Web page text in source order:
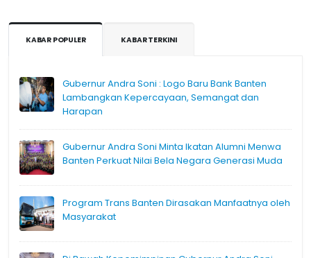
KABAR POPULER KABAR TERKINI
Gubernur Andra Soni : Logo Baru Bank Banten
Lambangkan Kepercayaan, Semangat dan
Harapan
Gubernur Andra Soni Minta Ikatan Alumni Menwa
Banten Perkuat Nilai Bela Negara Generasi Muda
Program Trans Banten Dirasakan Manfaatnya oleh
Masyarakat